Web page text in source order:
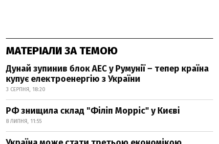
МАТЕРІАЛИ ЗА ТЕМОЮ
Дунай зупинив блок АЕС у Румунії – тепер країна
купує електроенергію з України
3 СЕРПНЯ, 18:20
РФ знищила склад "Філіп Морріс" у Києві
8 ЛИПНЯ, 11:55